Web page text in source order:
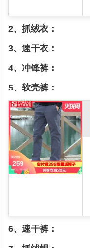
2、抓绒衣：
3、速干衣：
4、冲锋裤：
5、软壳裤：
6、速干裤：